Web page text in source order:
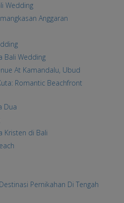
Wedding
Anggaran
Bali Wedding
At Kamandalu, Ubud
Romantic Beachfront
Dua
Kristen di Bali
Pernikahan Di Tengah